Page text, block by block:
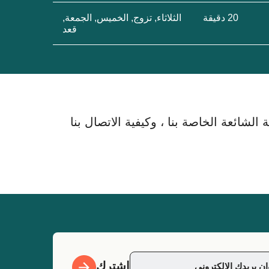
20 دقيقة
الثلاثاء, تزوج, الخميس, الجمعة,
قعد
الخاصة بنا ، وكيفية الاتصال بنا